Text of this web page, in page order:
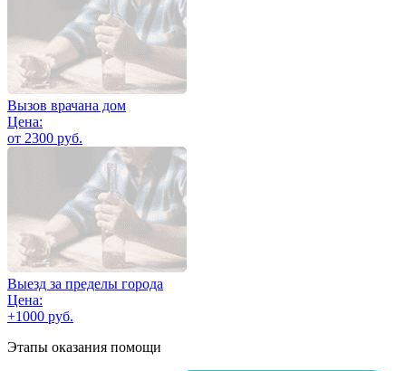
Вызов врачана дом
Цена:
от 2300 руб.
Выезд за пределы города
Цена:
+1000 руб.
Этапы оказания помощи